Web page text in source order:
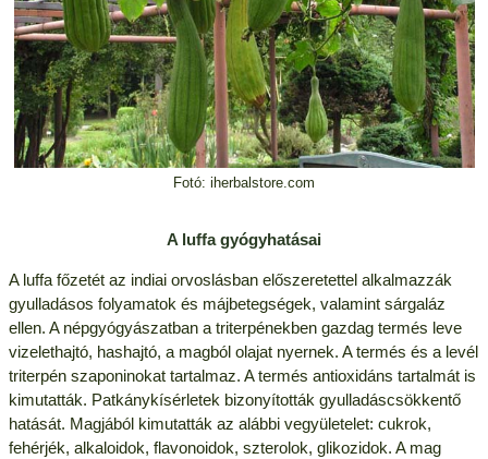
Fotó: iherbalstore.com
A luffa gyógyhatásai
A luffa főzetét az indiai orvoslásban előszeretettel alkalmazzák
gyulladásos folyamatok és májbetegségek, valamint sárgaláz
ellen. A népgyógyászatban a triterpénekben gazdag termés leve
vizelethajtó, hashajtó, a magból olajat nyernek. A termés és a levél
triterpén szaponinokat tartalmaz. A termés antioxidáns tartalmát is
kimutatták. Patkánykísérletek bizonyították gyulladáscsökkentő
hatását. Magjából kimutatták az alábbi vegyületelet: cukrok,
fehérjék, alkaloidok, flavonoidok, szterolok, glikozidok. A mag